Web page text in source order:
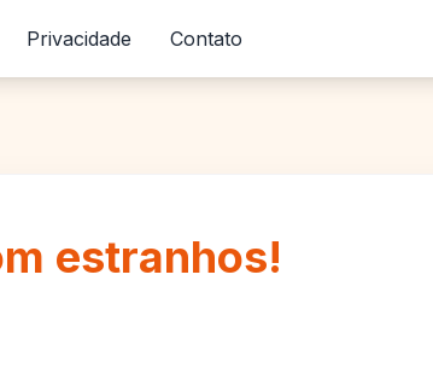
Privacidade Contato
estranhos!